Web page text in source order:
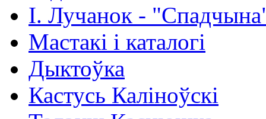
І. Лучанок -
Мастакі i каталогi
Дыктоўка
Кастусь Каліноўскі